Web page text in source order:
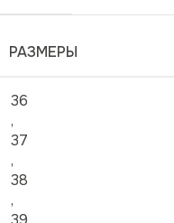
РАЗМЕРЫ
36
,
37
,
38
,